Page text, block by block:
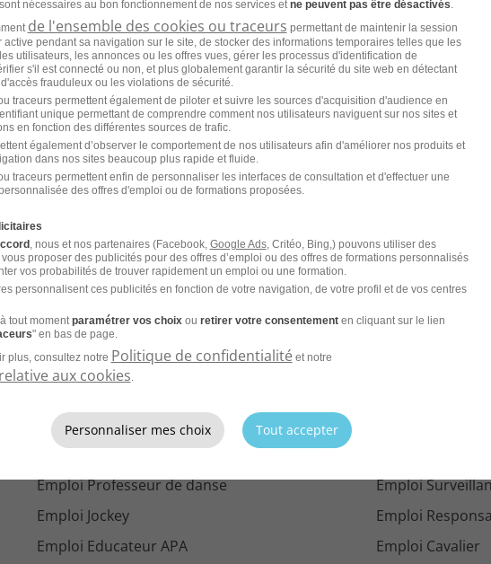
pour le métier
d'autres villes
Emploi Animateur fitness Toulouse
Emploi
Emploi Animateur fitness Viry
Emploi
Emploi Animateur fitness Chamonix-Mont-Blanc
Emploi
le domaine
Emploi Maître nageur
Emploi Coach
Emploi Professeur de danse
Emploi
Emploi Jockey
Emploi
Emploi Educateur APA
Emploi Cavalier
nécessaires au bon fonctionnement de nos services etne peuvent pas être désactivés.
de l'ensemble des cookies ou traceurs permettant de maintenir la session
active pendant sa navigation sur le site, de stocker des informations temporaires telles que les
utilisateurs, les annonces ou les offres vues, gérer les processus d'identification de
s'il est connecté ou non, et plus globalement garantir la sécurité du site web en détectant
frauduleux ou les violations de sécurité.
traceurs permettent également de piloter et suivre les sources d'acquisition d'audience en
unique permettant de comprendre comment nos utilisateurs naviguent sur nos sites et
en fonction des différentes sources de trafic.
également d’observer le comportement de nos utilisateurs afin d'améliorer nos produits et
dans nos sites beaucoup plus rapide et fluide.
traceurs permettent enfin de personnaliser les interfaces de consultation et d'effectuer une
des offres d'emploi ou de formations proposées.
, nous et nos partenaires (Facebook, Google Ads, Critéo, Bing,) pouvons utiliser des
proposer des publicités pour des offres d’emploi ou des offres de formations personnalisés
vos probabilités de trouver rapidement un emploi ou une formation.
personnalisent ces publicités en fonction de votre navigation, de votre profil et de vos centres
tout momentparamétrer vos choixou retirer votre consentementen cliquant sur le lien
" en bas de page.
plus, consultez notre Politique de confidentialité et notre
aux cookies.
Personnaliser mes choix Tout accepter